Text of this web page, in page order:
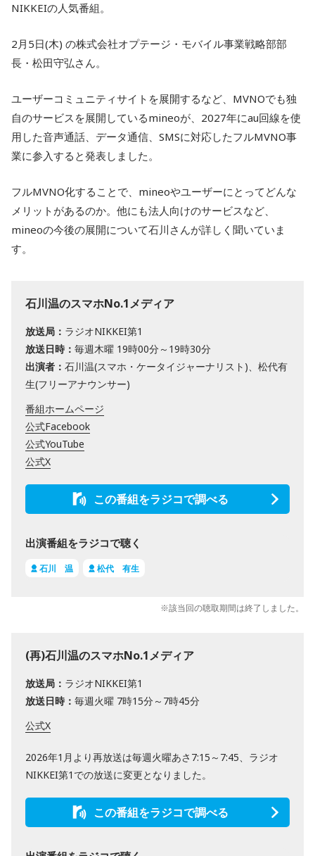
NIKKEIの人気番組。
2月5日(木) の株式会社オプテージ・モバイル事業戦略部部
長・松田守弘さん。
ユーザーコミュニティサイトを展開するなど、MVNOでも独
自のサービスを展開しているmineoが、2027年にau回線を使
用した音声通話、データ通信、SMSに対応したフルMVNO事
業に参入すると発表しました。
フルMVNO化することで、mineoやユーザーにとってどんな
メリットがあるのか。他にも法人向けのサービスなど、
mineoの今後の展開について石川さんが詳しく聞いていま
す。
石川温のスマホNo.1メディア
放送局： ラジオNIKKEI第1
放送日時： 毎週木曜 19時00分～19時30分
出演者： 石川温(スマホ・ケータイジャーナリスト)、松代有
生(フリーアナウンサー)
番組ホームページ
公式Facebook
公式YouTube
公式X
この番組をラジコで調べる
出演番組をラジコで聴く
石川 温 松代 有生
※該当回の聴取期間は終了しました。
(再)石川温のスマホNo.1メディア
放送局： ラジオNIKKEI第1
放送日時： 毎週火曜 7時15分～7時45分
公式X
2026年1月より再放送は毎週火曜あさ7:15～7:45、ラジオ
NIKKEI第1での放送に変更となりました。
この番組をラジコで調べる